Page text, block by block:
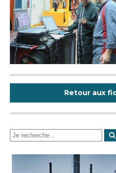
Retour aux